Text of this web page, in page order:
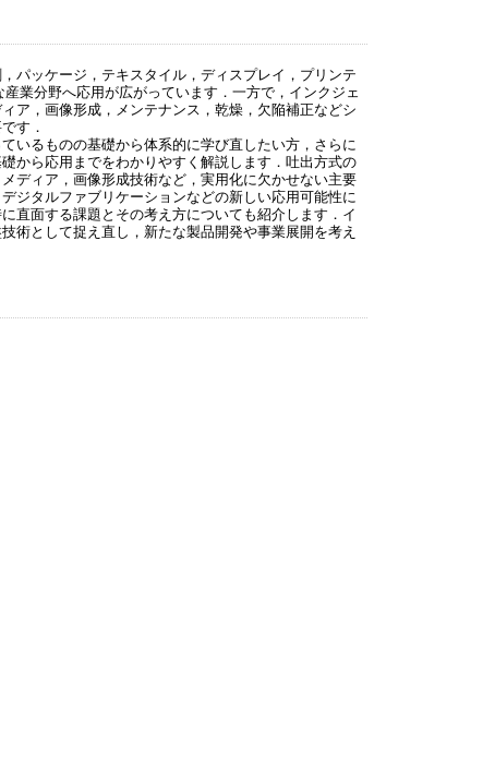
ッケージ，テキスタイル，ディスプレイ，プリンテ
業分野へ応用が広がっています．一方で，インクジェ
ア，画像形成，メンテナンス，乾燥，欠陥補正などシ
す．
るものの基礎から体系的に学び直したい方，さらに
から応用までをわかりやすく解説します．吐出方式の
ディア，画像形成技術など，実用化に欠かせない主要
ジタルファブリケーションなどの新しい応用可能性に
直面する課題とその考え方についても紹介します．イ
術として捉え直し，新たな製品開発や事業展開を考え